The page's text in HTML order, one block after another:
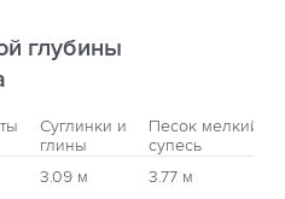
глубины
Суглинки и
глины
Песок мелкий,
супесь
3.09 м 3.77 м